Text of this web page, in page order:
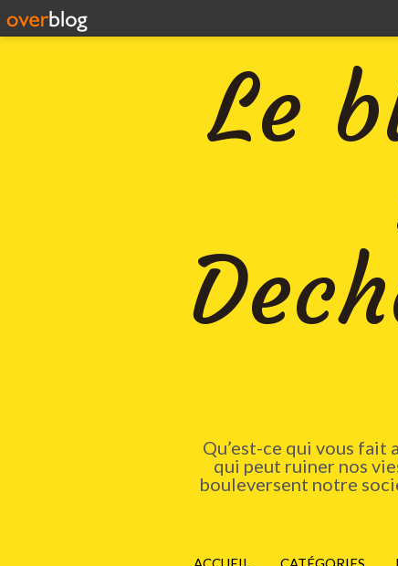
Le
Qu’est-ce qui vous fait
qui peut ruiner nos
bouleversent notre